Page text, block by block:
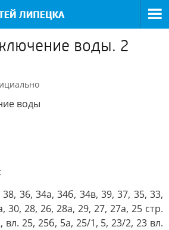
воды. 2
воды
36, 34а, 34б, 34в, 39, 37, 35, 33,
30, 28, 26, 28а, 29, 27, 27а, 25 стр.
вл. 25, 25б, 5а, 25/1, 5, 23/2, 23 вл.